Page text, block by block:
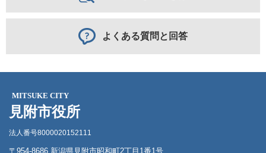
よくある質問と回答
MITSUKE CITY
見附市役所
法人番号8000020152111
〒954-8686 新潟県見附市昭和町2丁目1番1号